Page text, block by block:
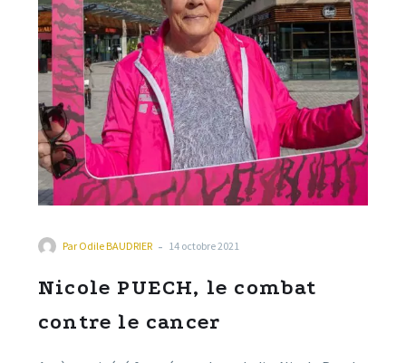
victoire finale.
Par Odile BAUDRIER - 14 octobre 2021
Nicole PUECH, le combat
contre le cancer